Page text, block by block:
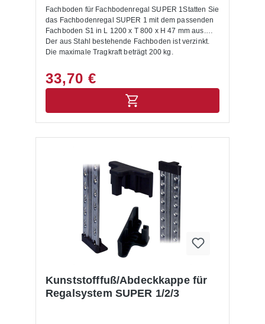
Fachboden für Fachbodenregal SUPER 1Statten Sie
das Fachbodenregal SUPER 1 mit dem passenden
Fachboden S1 in L 1200 x T 800 x H 47 mm aus.
Der aus Stahl bestehende Fachboden ist verzinkt.
Die maximale Tragkraft beträgt 200 kg.
33,70 €
Kunststofffuß/Abdeckkappe für
Regalsystem SUPER 1/2/3